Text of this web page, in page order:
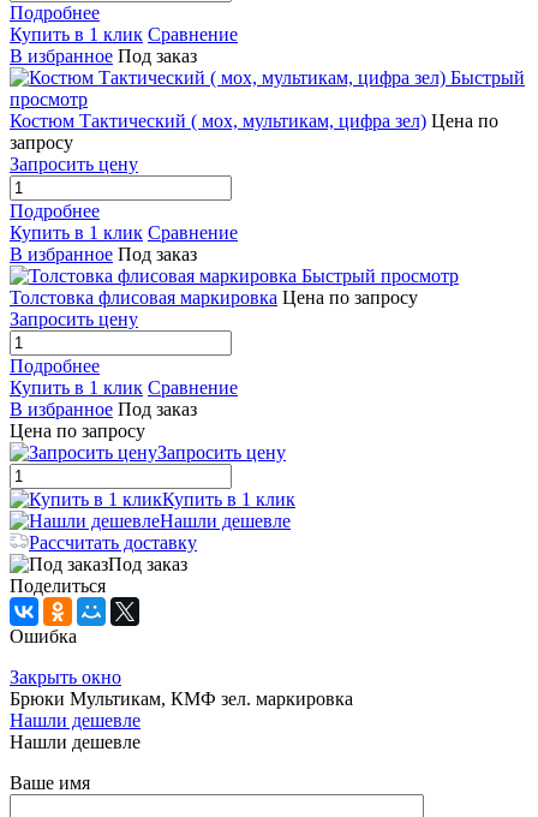
Подробнее
Купить в 1 клик Сравнение
В избранное Под заказ
Быстрый
просмотр
Костюм Тактический ( мох, мультикам, цифра зел) Цена по
запросу
Запросить цену
Подробнее
Купить в 1 клик Сравнение
В избранное Под заказ
Быстрый просмотр
Толстовка флисовая маркировка Цена по запросу
Запросить цену
Подробнее
Купить в 1 клик Сравнение
В избранное Под заказ
Цена по запросу
Запросить цену
Купить в 1 клик
Нашли дешевле
Рассчитать доставку
Под заказ
Поделиться
Ошибка
Закрыть окно
Брюки Мультикам, КМФ зел. маркировка
Нашли дешевле
Нашли дешевле
Ваше имя